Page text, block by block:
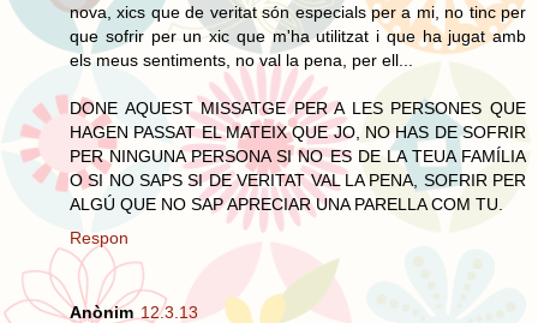
nova, xics que de veritat són especials per a mi, no tinc per
que sofrir per un xic que m'ha utilitzat i que ha jugat amb
els meus sentiments, no val la pena, per ell...
DONE AQUEST MISSATGE PER A LES PERSONES QUE
HAGEN PASSAT EL MATEIX QUE JO, NO HAS DE SOFRIR
PER NINGUNA PERSONA SI NO ES DE LA TEUA FAMÍLIA
O SI NO SAPS SI DE VERITAT VAL LA PENA, SOFRIR PER
ALGÚ QUE NO SAP APRECIAR UNA PARELLA COM TU.
Respon
Anònim 12.3.13